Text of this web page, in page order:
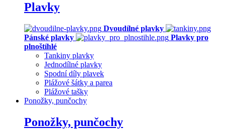
Plavky
Dvoudílné plavky
Pánské plavky
Plavky pro
plnoštíhlé
Tankiny plavky
Jednodílné plavky
Spodní díly plavek
Plážové šátky a parea
Plážové tašky
Ponožky, punčochy
Ponožky, punčochy